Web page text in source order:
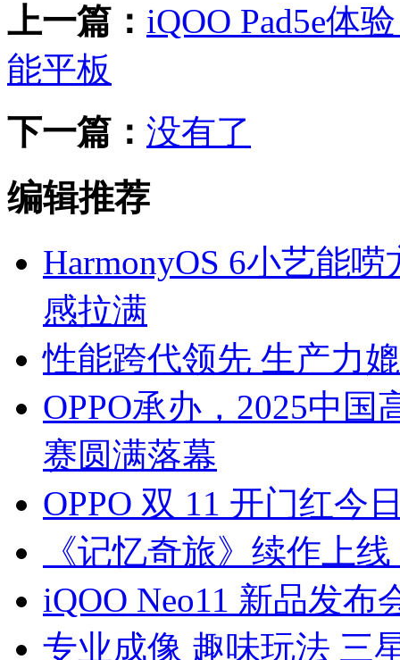
上一篇： iQOO Pad5e体
能平板
下一篇： 没有了
编辑推荐
HarmonyOS 6小艺能
感拉满
性能跨代领先 生产力
OPPO承办，2025中
赛圆满落幕
OPPO 双 11 开门红今
《记忆奇旅》续作上
iQOO Neo11 新品发布
专业成像 趣味玩法 三